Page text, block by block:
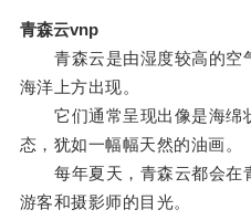
青森云vnp
青森云是由湿度较高的空
海洋上方出现。
它们通常呈现出像是海绵
态，犹如一幅幅天然的油画。
每年夏天，青森云都会在
游客和摄影师的目光。